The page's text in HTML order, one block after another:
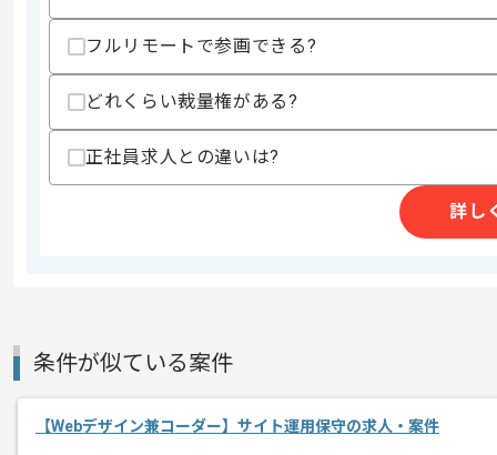
・サイトの運用経験
歓迎スキル
・カーブランドのWeb制作経験
スキルに不安がある方へ
上記に似た経験やスキルをお持ちであれば申
その他募集要項
商談回数
1回
フルリモートで参画できる?
どれくらい裁量権がある?
正社員求人との違いは?
詳し
条件が似ている案件
【Webデザイン兼コーダー】サイト運用保守の求人・案件